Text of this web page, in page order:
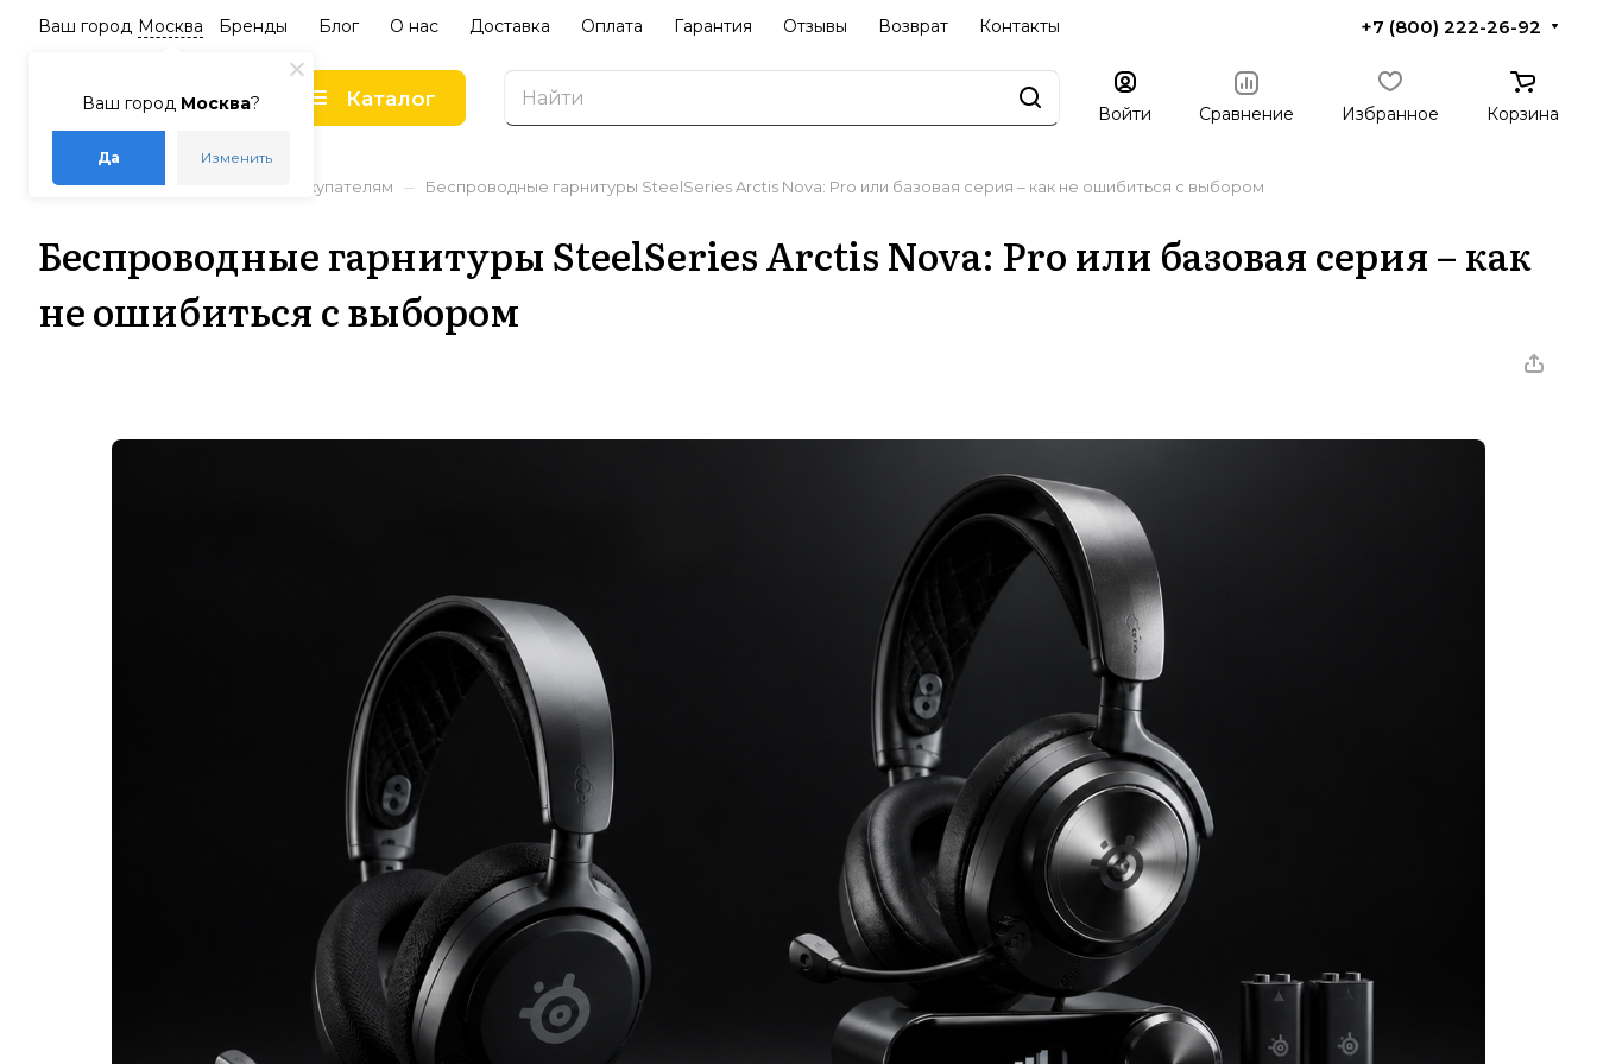
Ваш город Москва?
Да Изменить
Ваш город Москва Бренды Блог О нас Доставка Оплата Гарантия Отзывы Возврат Контакты +7 (800) 222-26-92
Каталог
Войти Сравнение Избранное Корзина
Главная – Статьи Советы покупателям – Беспроводные гарнитуры SteelSeries Arctis Nova: Pro или базовая серия – как не ошибиться с выбором
Беспроводные гарнитуры SteelSeries Arctis Nova: Pro или базовая серия – как
не ошибиться с выбором